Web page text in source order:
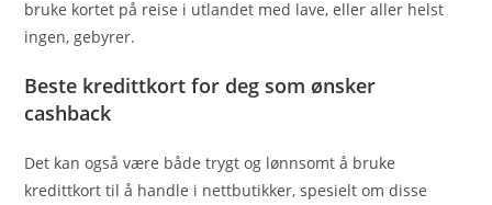
bruke kortet på reise i utlandet med lave, eller aller helst
ingen, gebyrer.
Beste kredittkort for deg som ønsker
cashback
Det kan også være både trygt og lønnsomt å bruke
kredittkort til å handle i nettbutikker, spesielt om disse